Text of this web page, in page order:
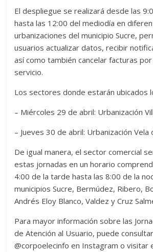
El despliegue se realizará desde las
hasta las 12:00 del mediodía en
urbanizaciones del municipio Sucre,
usuarios actualizar datos, recibir
así como también cancelar facturas
servicio.
Los sectores donde estarán ubicados
– Miércoles 29 de abril: Urbanización
– Jueves 30 de abril: Urbanización Vela
De igual manera, el sector comercial
estas jornadas en un horario
4:00 de la tarde hasta las 8:00 de la
municipios Sucre, Bermúdez, Ribero,
Andrés Eloy Blanco, Valdez y Cruz
Para mayor información sobre las
de Atención al Usuario, puede
@corpoelecinfo en Instagram o visitar